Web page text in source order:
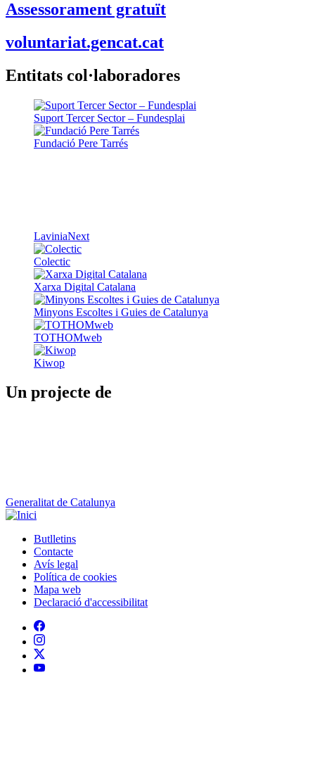
Assessorament gratuït
voluntariat.gencat.cat
Entitats col·laboradores
Suport Tercer Sector – Fundesplai
Fundació Pere Tarrés
LaviniaNext
Colectic
Xarxa Digital Catalana
Minyons Escoltes i Guies de Catalunya
TOTHOMweb
Kiwop
Un projecte de
Generalitat de Catalunya
Peu
Butlletins
Contacte
Avís legal
Política de cookies
Mapa web
Declaració d'accessibilitat